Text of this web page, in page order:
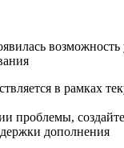
возможность
в рамках
проблемы,
дополнения